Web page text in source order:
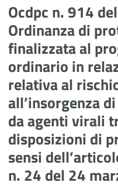
Ocdpc n. 914
Ordinanza di
finalizzata al
ordinario in
relativa al
all’insorgenza
da agenti virali
disposizioni di
sensi
n. 24 del 24